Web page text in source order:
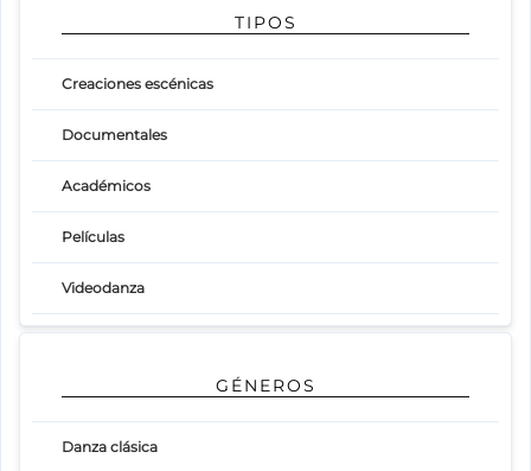
TIPOS
Creaciones escénicas
Documentales
Académicos
Películas
Videodanza
GÉNEROS
Danza clásica